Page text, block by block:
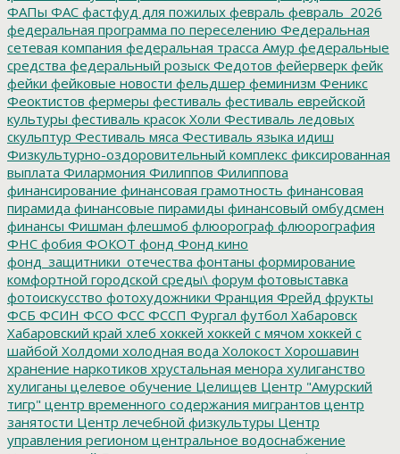
ФАПы ФАС фастфуд для пожилых февраль февраль_2026
федеральная программа по переселению Федеральная
сетевая компания федеральная трасса Амур федеральные
средства федеральный розыск Федотов фейерверк фейк
фейки фейковые новости фельдшер феминизм Феникс
Феоктистов фермеры фестиваль фестиваль еврейской
культуры фестиваль красок Холи Фестиваль ледовых
скульптур Фестиваль мяса Фестиваль языка идиш
Физкультурно-оздоровительный комплекс фиксированная
выплата Филармония Филиппов Филиппова
финансирование финансовая грамотность финансовая
пирамида финансовые пирамиды финансовый омбудсмен
финансы Фишман флешмоб флюорограф флюорография
ФНС фобия ФОКОТ фонд Фонд кино
фонд_защитники_отечества фонтаны формирование
комфортной городской среды\ форум фотовыставка
фотоискусство фотохудожники Франция Фрейд фрукты
ФСБ ФСИН ФСО ФСС ФССП Фургал футбол Хабаровск
Хабаровский край хлеб хоккей хоккей с мячом хоккей с
шайбой Холдоми холодная вода Холокост Хорошавин
хранение наркотиков хрустальная менора хулиганство
хулиганы целевое обучение Целищев Центр "Амурский
тигр" центр временного содержания мигрантов центр
занятости Центр лечебной физкультуры Центр
управления регионом центральное водоснабжение